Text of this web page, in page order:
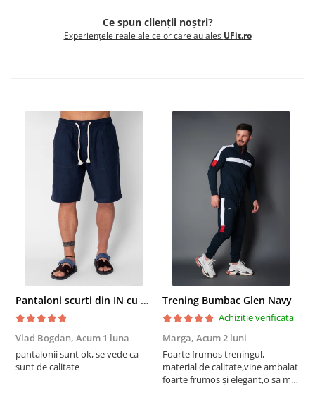
Ce spun clienții noștri?
Experiențele reale ale celor care au ales UFit.ro
Pantaloni scurti din IN cu nasture si snur Navy
Vlad Bogdan, Acum 1 luna
pantalonii sunt ok, se vede ca
sunt de calitate
Trening Bumbac Glen Navy
Achizitie verificata
Marga, Acum 2 luni
Foarte frumos treningul,
material de calitate,vine ambalat
foarte frumos și elegant,o sa mai